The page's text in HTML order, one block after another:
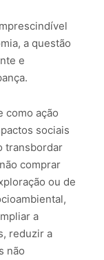
a questão
e
como ação
sociais
transbordar
comprar
ou de
a
reduzir a
não